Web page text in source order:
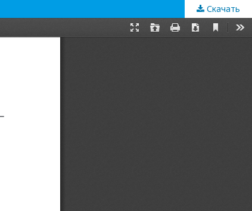
Скачать